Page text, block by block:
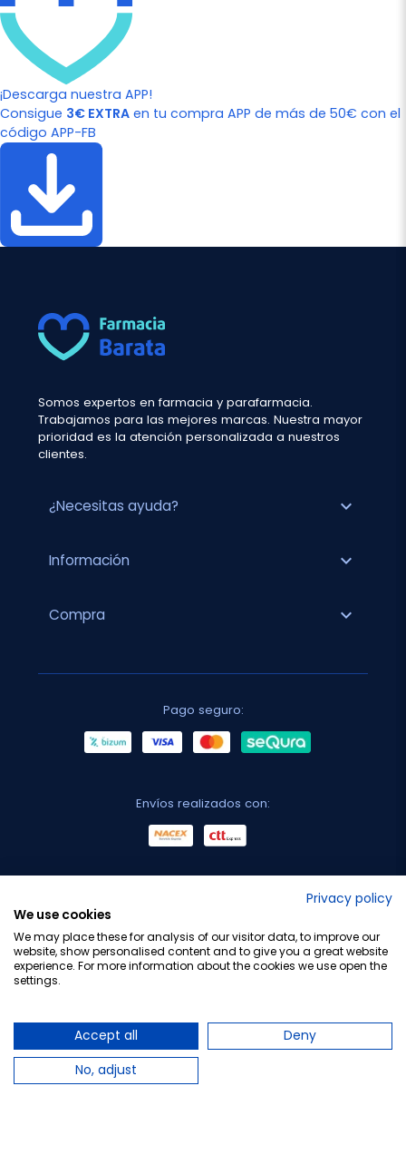
¡Descarga nuestra APP!
Consigue 3€ EXTRA en tu compra APP de más de 50€ con el
código APP-FB
Somos expertos en farmacia y parafarmacia.
Trabajamos para las mejores marcas. Nuestra mayor
prioridad es la atención personalizada a nuestros
clientes.
¿Necesitas ayuda? expand_more
Información expand_more
Compra expand_more
Pago seguro:
Envíos realizados con:
Privacy policy
We use cookies
We may place these for analysis of our visitor data, to improve our
website, show personalised content and to give you a great website
experience. For more information about the cookies we use open the
settings.
Accept all
Deny
No, adjust